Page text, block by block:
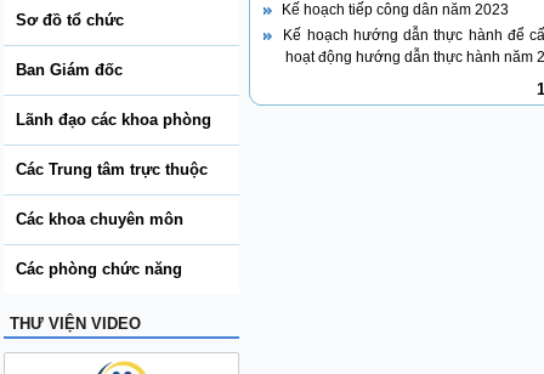
Sơ đồ tổ chức
Ban Giám đốc
Lãnh đạo các khoa phòng
Các Trung tâm trực thuộc
Các khoa chuyên môn
Các phòng chức năng
THƯ VIỆN VIDEO
Kế hoạch tiếp công dân năm 2023
Kế hoạch hướng dẫn thực hành để
hoạt động hướng dẫn thực hành năm
1